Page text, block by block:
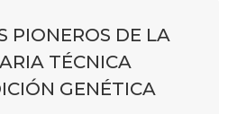
PIONEROS DE LA
TÉCNICA
GENÉTICA